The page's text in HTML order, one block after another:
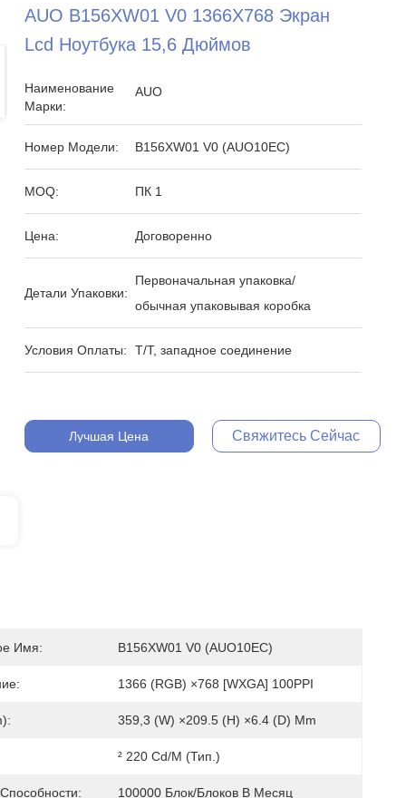
AUO B156XW01 V0 1366X768 Экран
Lcd Ноутбука 15,6 Дюймов
Наименование
Марки:
AUO
Номер Модели: B156XW01 V0 (AUO10EC)
MOQ: ПК 1
Цена: Договоренно
Детали Упаковки:
Первоначальная упаковка/
обычная упаковывая коробка
Условия Оплаты: T/T, западное соединение
Лучшая Цена Свяжитесь Сейчас
Имя: B156XW01 V0 (AUO10EC)
1366 (RGB) ×768 [WXGA] 100PPI
359,3 (w) ×209.5 (h) ×6.4 (d) Mm
² 220 Cd/m (тип.)
100000 Блок/блоков В Месяц